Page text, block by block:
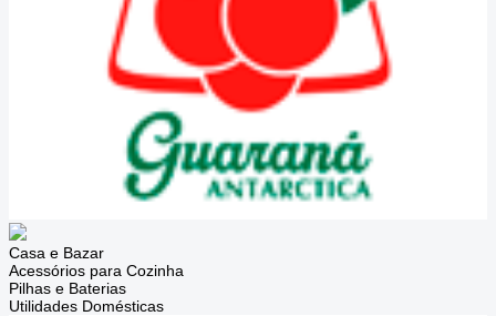
Casa e Bazar
Acessórios para Cozinha
Pilhas e Baterias
Utilidades Domésticas